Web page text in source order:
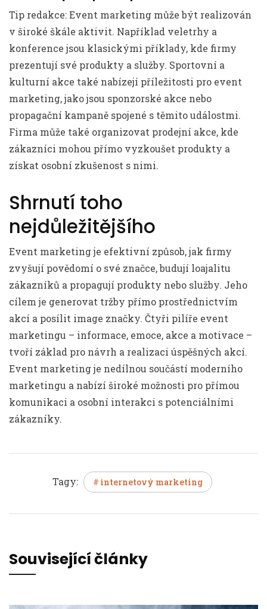
Tip redakce: Event marketing může být realizován
v široké škále aktivit. Například veletrhy a
konference jsou klasickými příklady, kde firmy
prezentují své produkty a služby. Sportovní a
kulturní akce také nabízejí příležitosti pro event
marketing, jako jsou sponzorské akce nebo
propagační kampaně spojené s těmito událostmi.
Firma může také organizovat prodejní akce, kde
zákazníci mohou přímo vyzkoušet produkty a
získat osobní zkušenost s nimi.
Shrnutí toho
nejdůležitějšího
Event marketing je efektivní způsob, jak firmy
zvyšují povědomí o své značce, budují loajalitu
zákazníků a propagují produkty nebo služby. Jeho
cílem je generovat tržby přímo prostřednictvím
akcí a posílit image značky. Čtyři pilíře event
marketingu – informace, emoce, akce a motivace –
tvoří základ pro návrh a realizaci úspěšných akcí.
Event marketing je nedílnou součástí moderního
marketingu a nabízí široké možnosti pro přímou
komunikaci a osobní interakci s potenciálními
zákazníky.
Tagy: internetový marketing
Související články